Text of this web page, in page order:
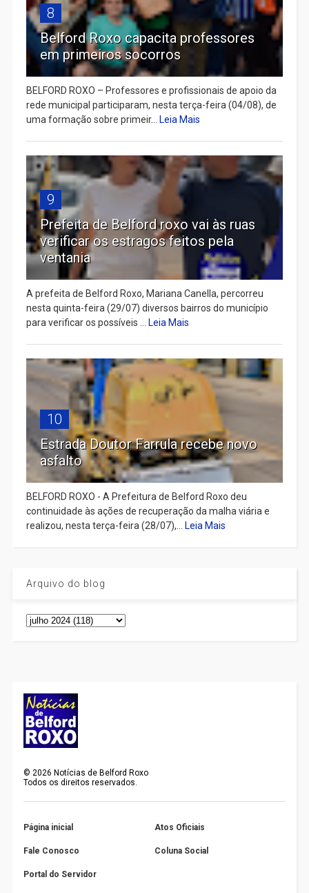
8
Belford Roxo capacita professores
em primeiros socorros
BELFORD ROXO – Professores e profissionais de apoio da
rede municipal participaram, nesta terça-feira (04/08), de
uma formação sobre primeir... Leia Mais
9
Prefeita de Belford roxo vai às ruas
verificar os estragos feitos pela
ventania
A prefeita de Belford Roxo, Mariana Canella, percorreu
nesta quinta-feira (29/07) diversos bairros do município
para verificar os possíveis ... Leia Mais
10
Estrada Doutor Farrula recebe novo
asfalto
BELFORD ROXO - A Prefeitura de Belford Roxo deu
continuidade às ações de recuperação da malha viária e
realizou, nesta terça-feira (28/07),... Leia Mais
Arquivo do blog
©2026 Notícias de Belford Roxo
Todos os direitos reservados.
Página inicial Atos Oficiais
Fale Conosco Coluna Social
Portal do Servidor